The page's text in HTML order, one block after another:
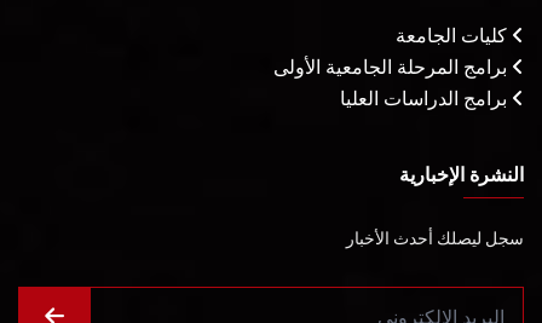
كليات الجامعة
برامج المرحلة الجامعية الأولى
برامج الدراسات العليا
النشرة الإخبارية
سجل ليصلك أحدث الأخبار